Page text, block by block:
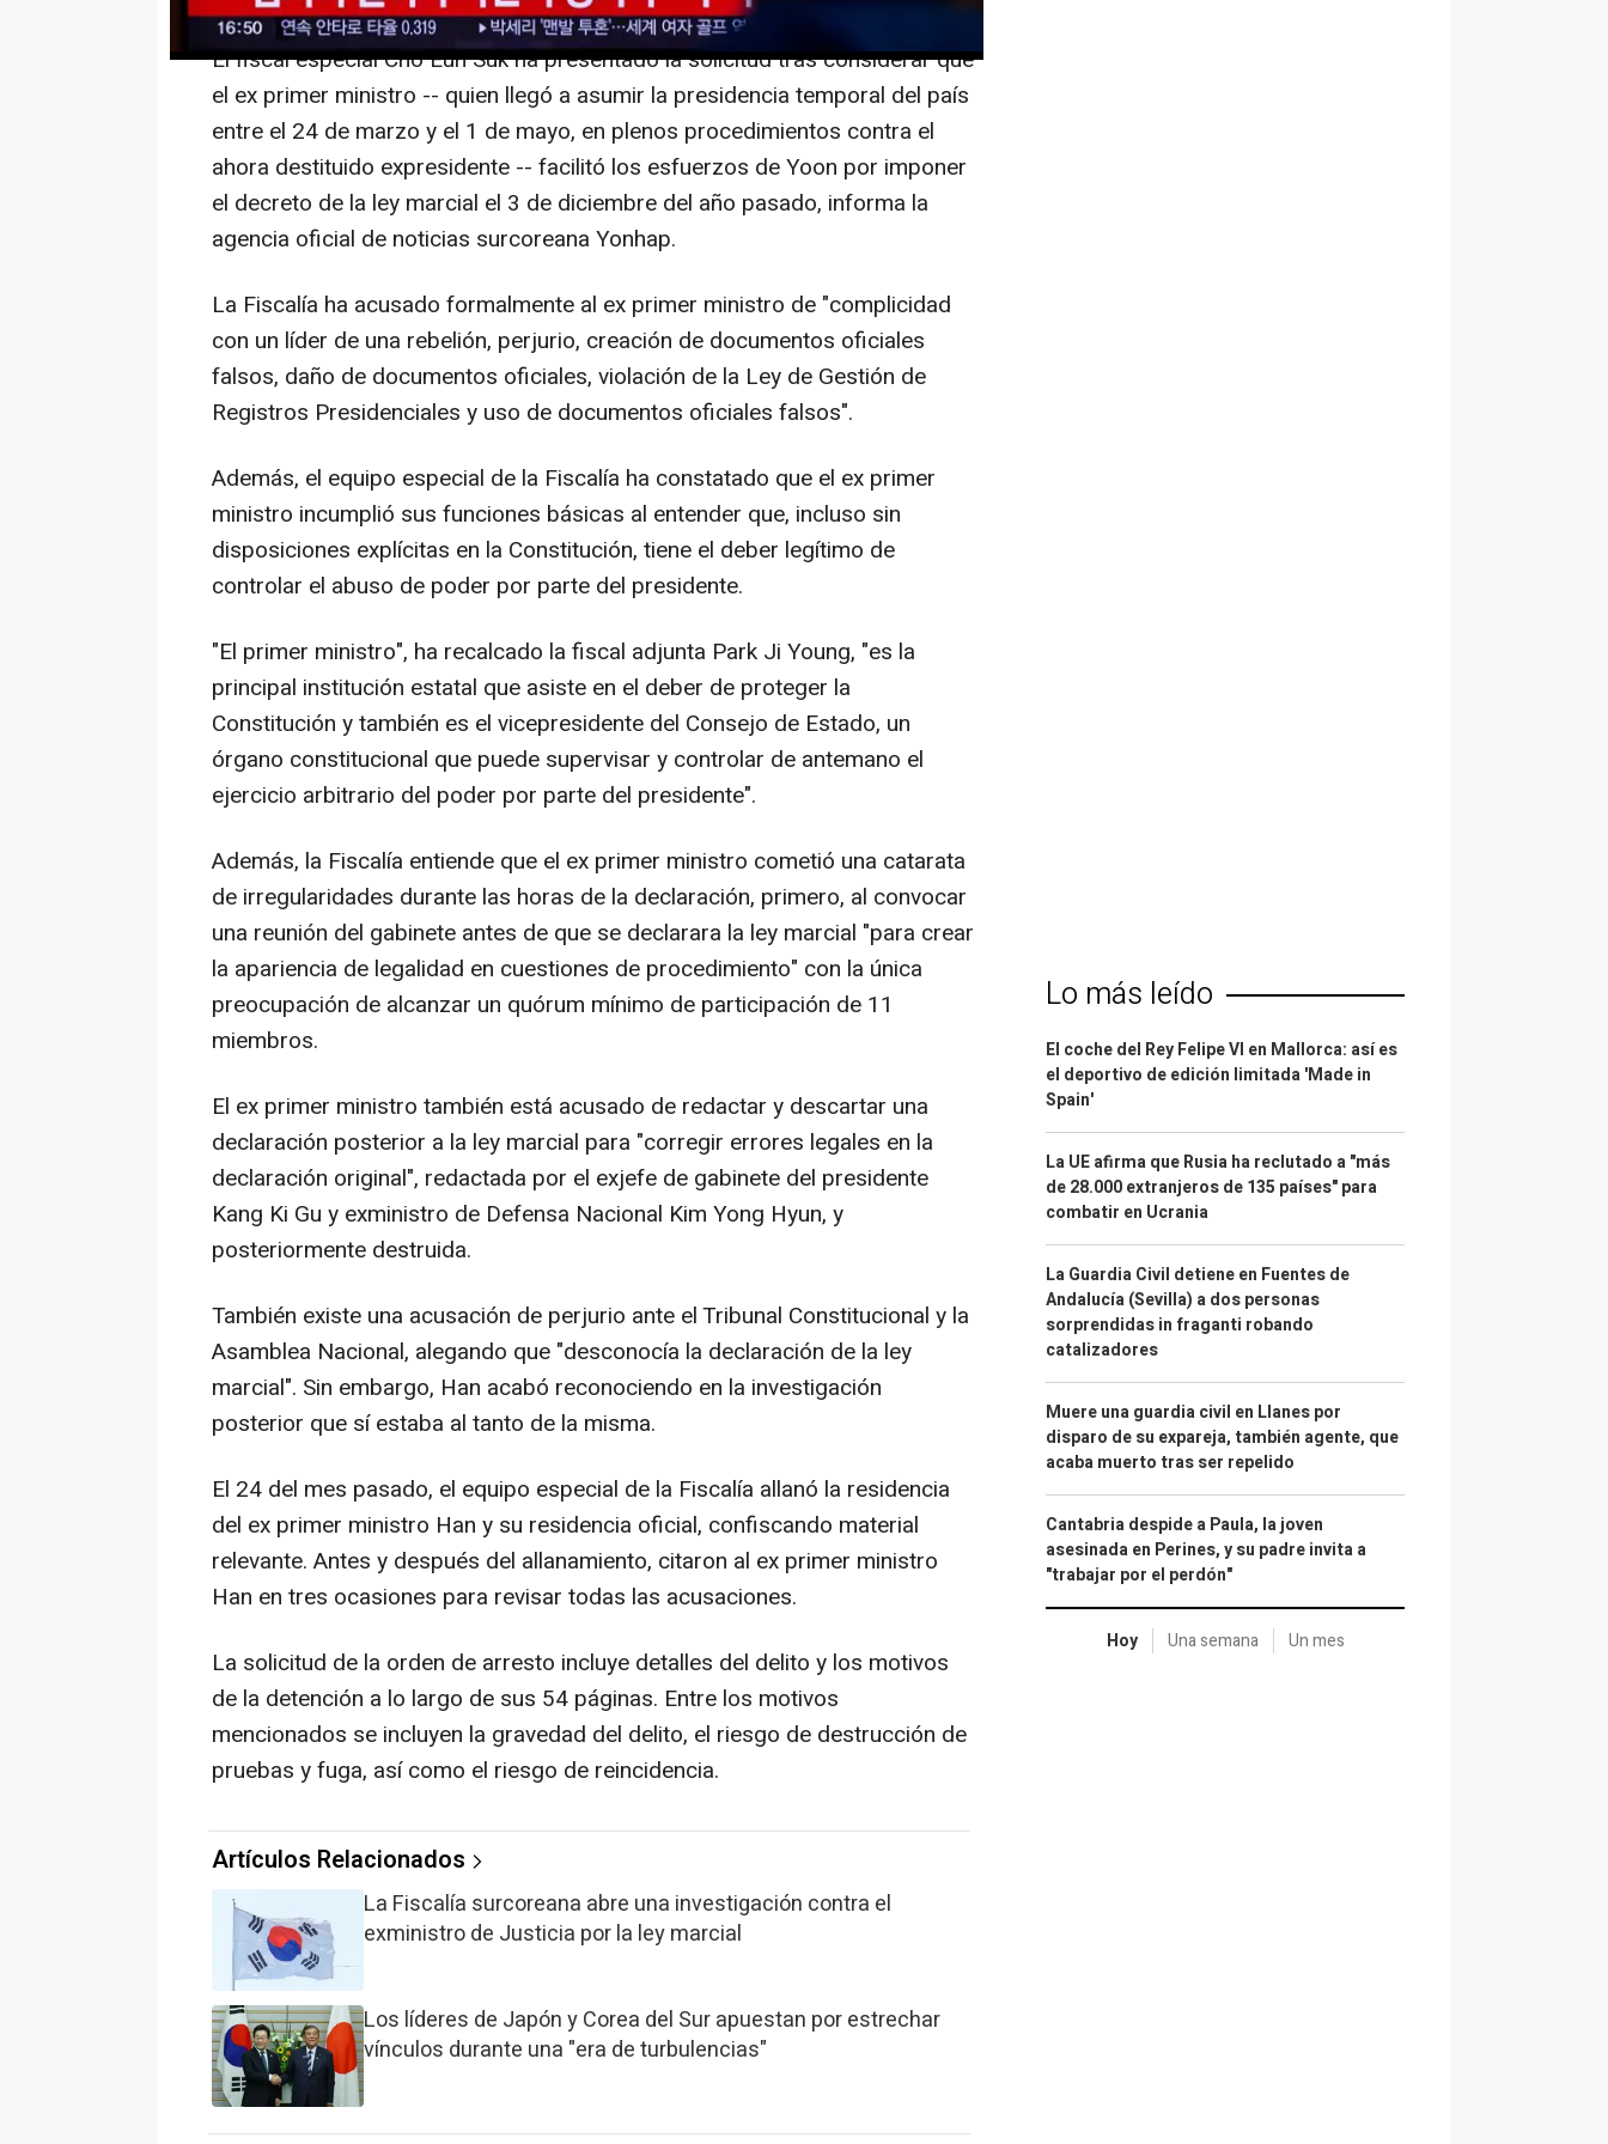
El fiscal especial Cho Eun Suk ha presentado la solicitud tras considerar que
el ex primer ministro -- quien llegó a asumir la presidencia temporal del país
entre el 24 de marzo y el 1 de mayo, en plenos procedimientos contra el
ahora destituido expresidente -- facilitó los esfuerzos de Yoon por imponer
el decreto de la ley marcial el 3 de diciembre del año pasado, informa la
agencia oficial de noticias surcoreana Yonhap.
La Fiscalía ha acusado formalmente al ex primer ministro de "complicidad
con un líder de una rebelión, perjurio, creación de documentos oficiales
falsos, daño de documentos oficiales, violación de la Ley de Gestión de
Registros Presidenciales y uso de documentos oficiales falsos".
Además, el equipo especial de la Fiscalía ha constatado que el ex primer
ministro incumplió sus funciones básicas al entender que, incluso sin
disposiciones explícitas en la Constitución, tiene el deber legítimo de
controlar el abuso de poder por parte del presidente.
"El primer ministro", ha recalcado la fiscal adjunta Park Ji Young, "es la
principal institución estatal que asiste en el deber de proteger la
Constitución y también es el vicepresidente del Consejo de Estado, un
órgano constitucional que puede supervisar y controlar de antemano el
ejercicio arbitrario del poder por parte del presidente".
Además, la Fiscalía entiende que el ex primer ministro cometió una catarata
de irregularidades durante las horas de la declaración, primero, al convocar
una reunión del gabinete antes de que se declarara la ley marcial "para crear
la apariencia de legalidad en cuestiones de procedimiento" con la única
preocupación de alcanzar un quórum mínimo de participación de 11
miembros.
El ex primer ministro también está acusado de redactar y descartar una
declaración posterior a la ley marcial para "corregir errores legales en la
declaración original", redactada por el exjefe de gabinete del presidente
Kang Ki Gu y exministro de Defensa Nacional Kim Yong Hyun, y
posteriormente destruida.
También existe una acusación de perjurio ante el Tribunal Constitucional y la
Asamblea Nacional, alegando que "desconocía la declaración de la ley
marcial". Sin embargo, Han acabó reconociendo en la investigación
posterior que sí estaba al tanto de la misma.
El 24 del mes pasado, el equipo especial de la Fiscalía allanó la residencia
del ex primer ministro Han y su residencia oficial, confiscando material
relevante. Antes y después del allanamiento, citaron al ex primer ministro
Han en tres ocasiones para revisar todas las acusaciones.
La solicitud de la orden de arresto incluye detalles del delito y los motivos
de la detención a lo largo de sus 54 páginas. Entre los motivos
mencionados se incluyen la gravedad del delito, el riesgo de destrucción de
pruebas y fuga, así como el riesgo de reincidencia.
Artículos Relacionados
La Fiscalía surcoreana abre una investigación contra el
exministro de Justicia por la ley marcial
Los líderes de Japón y Corea del Sur apuestan por estrechar
vínculos durante una "era de turbulencias"
Lo más leído
El coche del Rey Felipe VI en Mallorca: así es
el deportivo de edición limitada 'Made in
Spain'
La UE afirma que Rusia ha reclutado a "más
de 28.000 extranjeros de 135 países" para
combatir en Ucrania
La Guardia Civil detiene en Fuentes de
Andalucía (Sevilla) a dos personas
sorprendidas in fraganti robando
catalizadores
Muere una guardia civil en Llanes por
disparo de su expareja, también agente, que
acaba muerto tras ser repelido
Cantabria despide a Paula, la joven
asesinada en Perines, y su padre invita a
"trabajar por el perdón"
Hoy Una semana Un mes